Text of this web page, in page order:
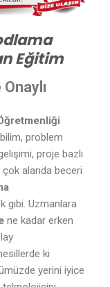
Eğitim
problem
proje bazlı
çok alanda beceri
gibi. Uzmanlara
ne kadar erken
ki
yerini iyice